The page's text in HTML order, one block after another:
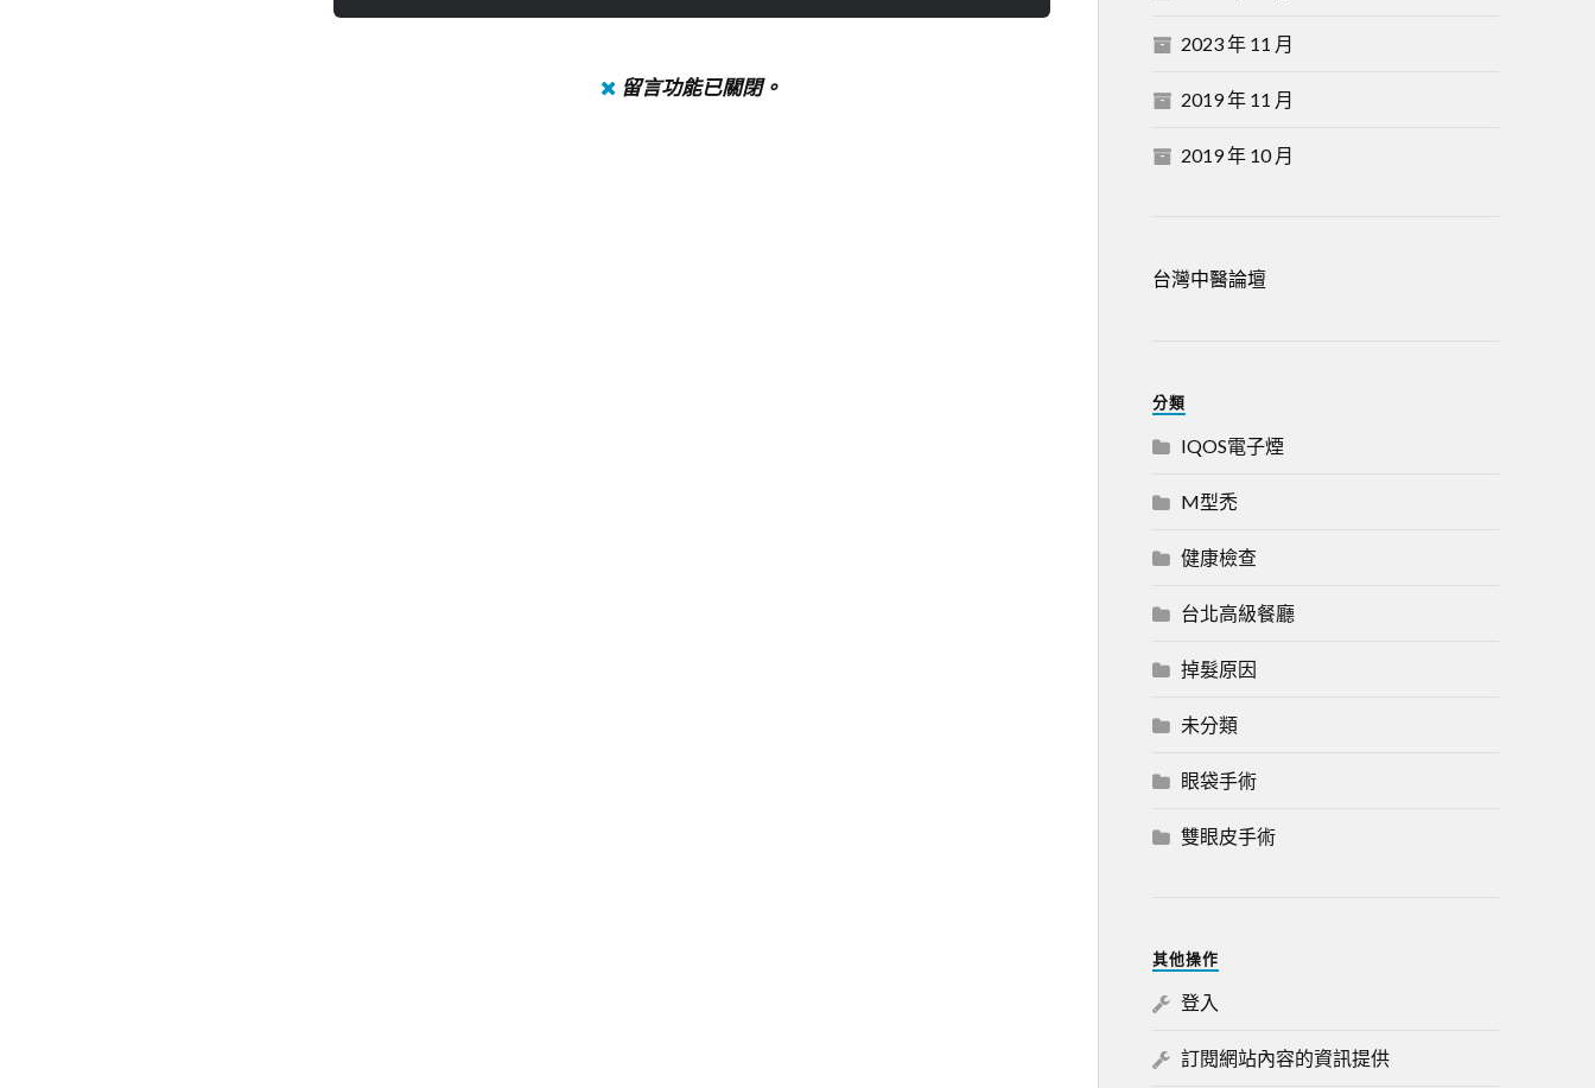
留言功能已關閉。
2023 年 11 月
2019 年 11 月
2019 年 10 月
台灣中醫論壇
分類
IQOS電子煙
M型禿
健康檢查
台北高級餐廳
掉髮原因
未分類
眼袋手術
雙眼皮手術
其他操作
登入
訂閱網站內容的資訊提供